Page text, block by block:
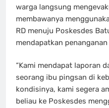
warga langsung
membawanya
RD menuju Poskesdes
mendapatkan
“Kami mendapat laporan
seorang ibu pingsan di
kondisinya, kami segera
beliau ke Poskesdes